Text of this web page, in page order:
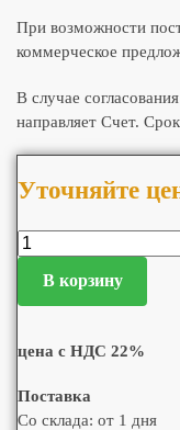
При возможности
коммерческое
В случае
направляет Счет.
Уточняйте
В корзину
цена с НДС 22%
Поставка
Со склада: от 1 дня